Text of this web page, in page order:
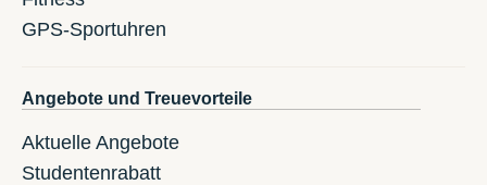
GPS-Sportuhren
Angebote und Treuevorteile
Aktuelle Angebote
Studentenrabatt